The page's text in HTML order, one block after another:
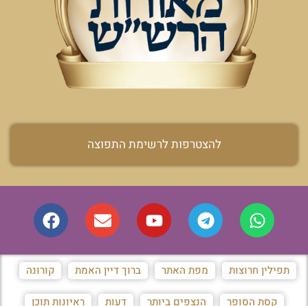
להצטרפות לרשימת התפוצה
תפילין חרוצות מפת האתר ברוך דיין האמת קורונה
קסת הסופר הנצפים ביותר דעות ראיונות תוכן